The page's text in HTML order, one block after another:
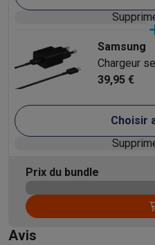
Samsung
Chargeur
39,95 €
Choisir
Prix du bundle
Avis